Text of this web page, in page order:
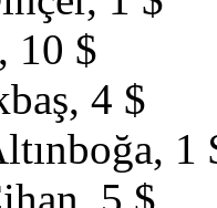
10 $
4 $
1
5 $